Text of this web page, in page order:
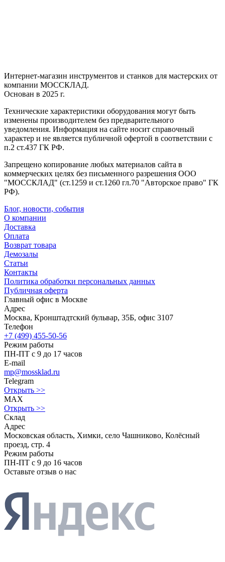
Интернет-магазин инструментов и станков для мастерских от
компании МОССКЛАД.
Основан в 2025 г.
Технические характеристики оборудования могут быть
изменены производителем без предварительного
уведомления. Информация на сайте носит справочный
характер и не является публичной офертой в соответствии с
п.2 ст.437 ГК РФ.
Запрещено копирование любых материалов сайта в
коммерческих целях без письменного разрешения ООО
"МОССКЛАД" (ст.1259 и ст.1260 гл.70 "Авторское право" ГК
РФ).
Блог, новости, события
О компании
Доставка
Оплата
Возврат товара
Демозалы
Статьи
Контакты
Политика обработки персональных данных
Публичная оферта
Главный офис в Москве
Адрес
Москва, Кронштадтский бульвар, 35Б, офис 3107
Телефон
+7 (499) 455-50-56
Режим работы
ПН-ПТ с 9 до 17 часов
E-mail
mp@mossklad.ru
Telegram
Открыть >>
MAX
Открыть >>
Склад
Адрес
Московская область, Химки, село Чашниково, Колёсный
проезд, стр. 4
Режим работы
ПН-ПТ с 9 до 16 часов
Оставьте отзыв о нас